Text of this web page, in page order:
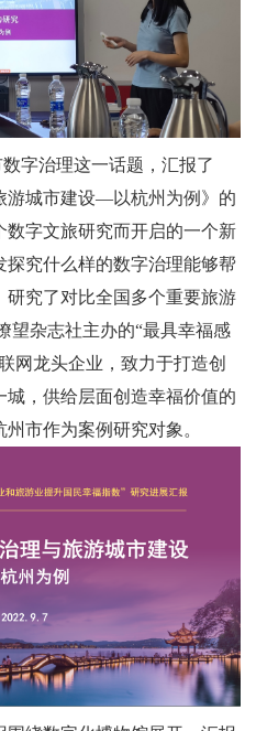
字治理这一话题，汇报了
游城市建设—以杭州为例》的
字文旅研究而开启的一个新
究什么样的数字治理能够帮
研究了对比全国多个重要旅游
望杂志社主办的“最具幸福感
网龙头企业，致力于打造创
，供给层面创造幸福价值的
市作为案例研究对象。